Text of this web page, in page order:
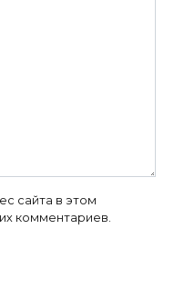
сайта в этом
комментариев.